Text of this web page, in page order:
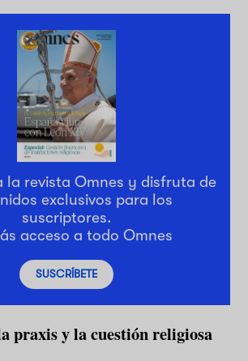
la revista Omnes y disfruta de
exclusivos para los
suscriptores.
acceso a todo Omnes
SUSCRÍBETE
praxis y la cuestión religiosa